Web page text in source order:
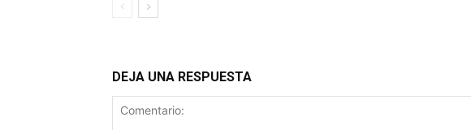
DEJA UNA RESPUESTA